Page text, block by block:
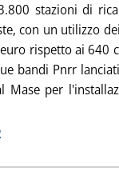
stazioni di
con un utilizzo
rispetto ai 640
bandi Pnrr
Mase per